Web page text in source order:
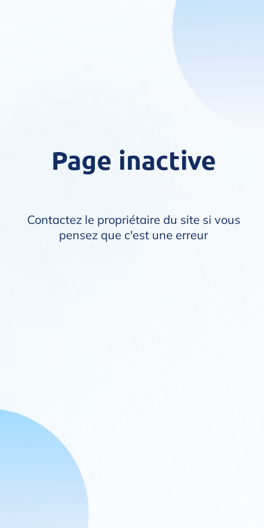
Page inactive
Contactez le propriétaire du site si vous
pensez que c'est une erreur